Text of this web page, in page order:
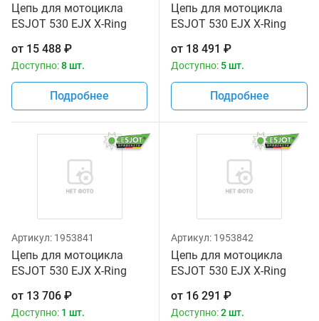
Цепь для мотоцикла
ESJOT 530 EJX X-Ring
от 15 488 ₽
Доступно:8 шт.
Подробнее
Цепь для мотоцикла
ESJOT 530 EJX X-Ring
от 18 491 ₽
Доступно: 5 шт.
Подробнее
Артикул: 1953841
Цепь для мотоцикла
ESJOT 530 EJX X-Ring
от 13 706 ₽
Доступно: 1 шт.
Артикул: 1953842
Цепь для мотоцикла
ESJOT 530 EJX X-Ring
от 16 291 ₽
Доступно:2 шт.